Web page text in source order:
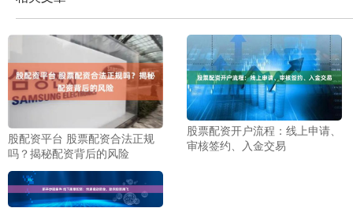
股配资平台 股票配资合法正规
吗？揭秘配资背后的风险
股票配资开户流程：线上申请、
审核签约、入金交易